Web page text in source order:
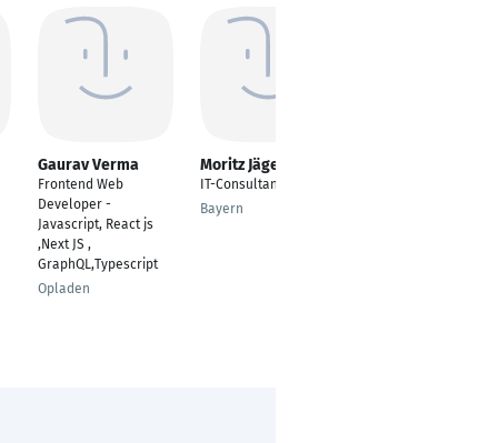
Gaurav Verma
Frontend Web
Developer -
Javascript, React js
,Next JS ,
GraphQL,Typescript
Opladen
Moritz Jäger
IT-Consultant
Bayern